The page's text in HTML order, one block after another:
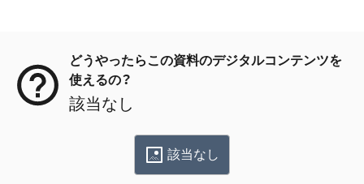
どうやったらこの資料のデジタルコンテンツを
使えるの？
該当なし
該当なし